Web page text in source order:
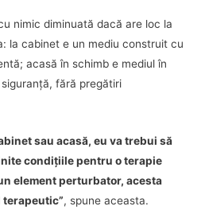
nimic diminuată dacă are loc la
la cabinet e un mediu construit cu
acasă în schimb e mediul în
fără pregătiri
sau acasă, eu va trebui să
condiţiile pentru o terapie
element perturbator, acesta
, spune aceasta.